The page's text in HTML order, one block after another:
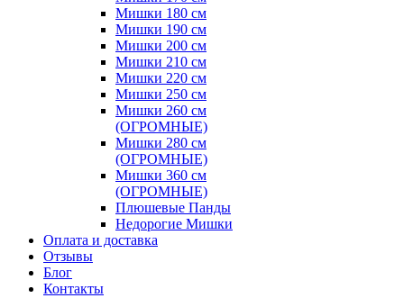
Мишки 180 см
Мишки 190 см
Мишки 200 см
Мишки 210 см
Мишки 220 см
Мишки 250 см
Мишки 260 см
(ОГРОМНЫЕ)
Мишки 280 см
(ОГРОМНЫЕ)
Мишки 360 см
(ОГРОМНЫЕ)
Плюшевые Панды
Недорогие Мишки
Оплата и доставка
Отзывы
Блог
Контакты